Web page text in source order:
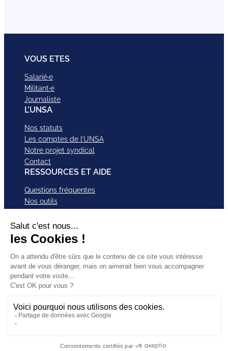
VOUS ETES
Salarié·e
Militant·e
Journaliste
L’UNSA
Nos statuts
Les comptes de l’UNSA
Notre projet syndical
Contact
RESSOURCES ET AIDE
Questions fréquentes
Nos outils
Nos structures et services
Je VEUX Adhérer
ABonnez-vous à nos newsletter
Mentions légales
Politique de
Facebook